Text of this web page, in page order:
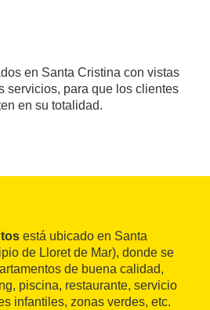
en Santa Cristina con vistas
servicios, para que los clientes
en su totalidad.
está ubicado en Santa
de Lloret de Mar), donde se
de buena calidad,
piscina, restaurante, servicio
infantiles, zonas verdes, etc.